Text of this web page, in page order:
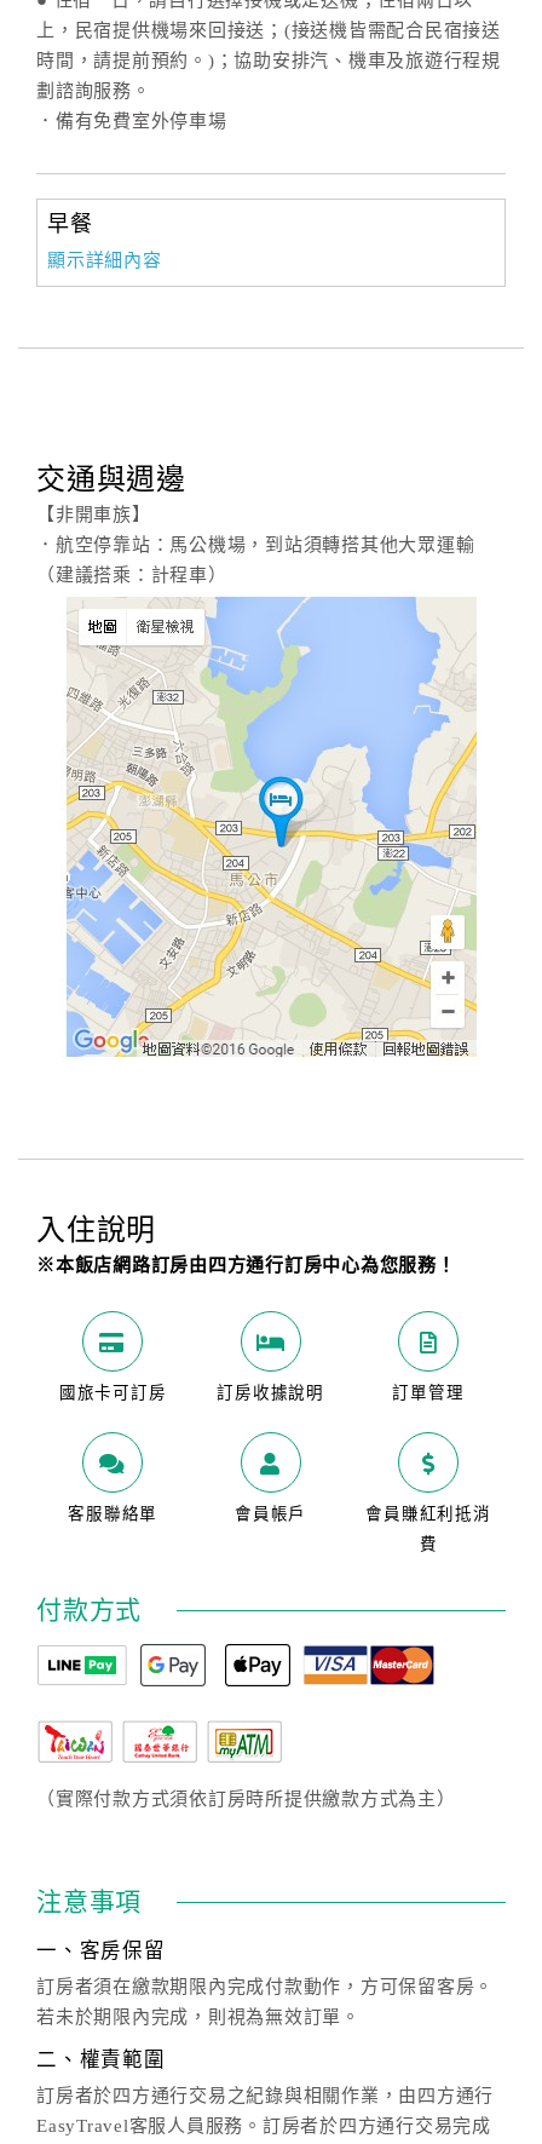
上，民宿提供機場來回接送；(接送機皆需配合民宿接送
時間，請提前預約。)；協助安排汽、機車及旅遊行程規
劃諮詢服務。
．備有免費室外停車場
早餐
顯示詳細內容
交通與週邊
【非開車族】
．航空停靠站：馬公機場，到站須轉搭其他大眾運輸
（建議搭乘：計程車）
入住說明
※本飯店網路訂房由四方通行訂房中心為您服務！
國旅卡可訂房 訂房收據說明 訂單管理
客服聯絡單 會員帳戶
會員賺紅利抵消
費
付款方式
（實際付款方式須依訂房時所提供繳款方式為主）
注意事項
一、客房保留
訂房者須在繳款期限內完成付款動作，方可保留客房。
若未於期限內完成，則視為無效訂單。
二、權責範圍
訂房者於四方通行交易之紀錄與相關作業，由四方通行
EasyTravel客服人員服務。訂房者於四方通行交易完成